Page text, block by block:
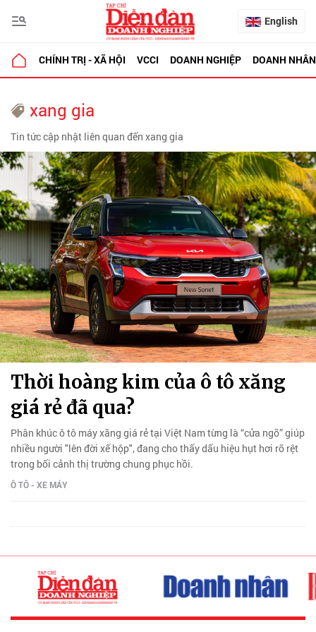
English
CHÍNH TRỊ - XÃ HỘI VCCI DOANH NGHIỆP DOANH NHÂN
xang gia
Tin tức cập nhật liên quan đến xang gia
Thời hoàng kim của ô tô xăng
giá rẻ đã qua?
Phân khúc ô tô máy xăng giá rẻ tại Việt Nam từng là “cửa ngõ” giúp
nhiều người "lên đời xế hộp", đang cho thấy dấu hiệu hụt hơi rõ rệt
trong bối cảnh thị trường chung phục hồi.
Ô TÔ - XE MÁY